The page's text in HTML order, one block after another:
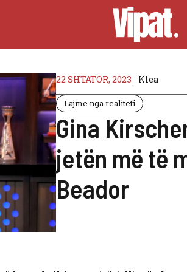
22 SHTATOR, 2023 Klea
Lajme nga realiteti
Gina
jetën më të
Beador